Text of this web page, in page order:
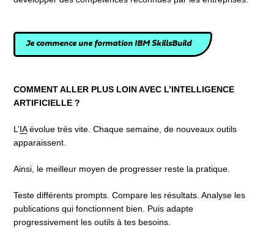
Je commence une formation IBM SkillsBuild
COMMENT ALLER PLUS LOIN AVEC L’INTELLIGENCE
ARTIFICIELLE ?
L’IAévolue très vite. Chaque semaine, de nouveaux outils
apparaissent.
Ainsi, le meilleur moyen de progresser reste la pratique.
Teste différents prompts. Compare les résultats. Analyse les
publications qui fonctionnent bien. Puis adapte
progressivement les outils à tes besoins.